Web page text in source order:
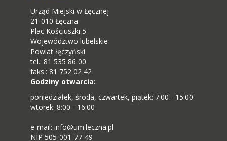
Urząd Miejski w Łęcznej
21-010 Łęczna
Plac Kościuszki 5
Województwo lubelskie
Powiat łęczyński
tel.: 81 535 86 00
faks.: 81 752 02 42
Godziny otwarcia:
poniedziałek, środa, czwartek, piątek: 7:00 - 15:00
wtorek: 8:00 - 16:00
e-mail: info@um.leczna.pl
NIP 505-001-77-49